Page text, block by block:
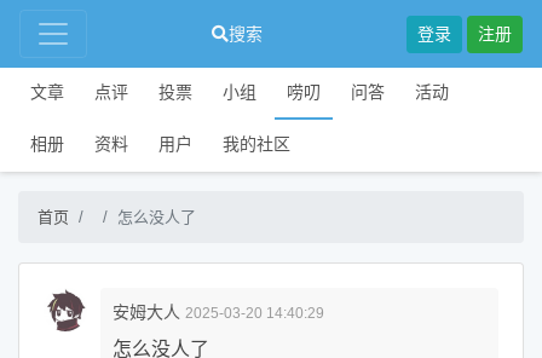
搜索 登录 注册
文章 点评 投票 小组 唠叨 问答 活动
相册 资料 用户 我的社区
首页 怎么没人了
安姆大人 2025-03-20 14:40:29
怎么没人了